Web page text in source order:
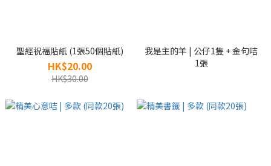
聖經祝福貼紙 (1張50個貼紙)
HK$20.00
HK$30.00
我是主的羊 | 公仔1隻 + 金句咭
1張